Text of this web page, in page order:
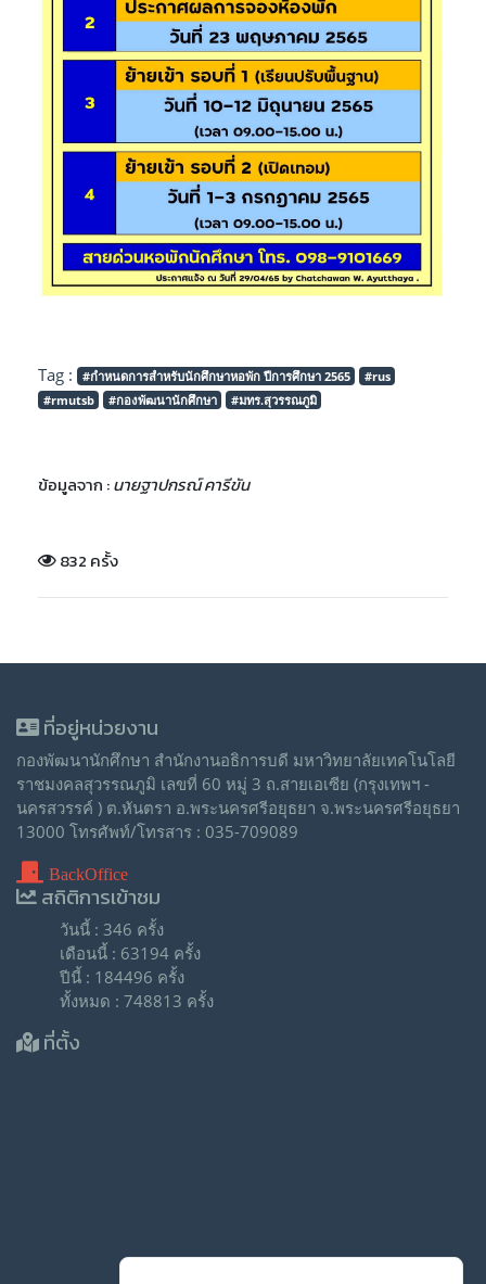
Tag : #กำหนดการสำหรับนักศึกษาหอพัก ปีการศึกษา 2565
#rus
#rmutsb
#กองพัฒนานักศึกษา #มทร.สุวรรณภูมิ
ข้อมูลจาก :นายฐาปกรณ์ คารีขัน
832 ครั้ง
ที่อยู่หน่วยงาน
กองพัฒนานักศึกษา สำนักงานอธิการบดี มหาวิทยาลัยเทคโนโลยี
ราชมงคลสุวรรณภูมิ เลขที่ 60 หมู่ 3 ถ.สายเอเซีย (กรุงเทพฯ -
นครสวรรค์ ) ต.หันตรา อ.พระนครศรีอยุธยา จ.พระนครศรีอยุธยา
13000 โทรศัพท์/โทรสาร : 035-709089
BackOffice
สถิติการเข้าชม
วันนี้ : 346 ครั้ง
เดือนนี้ : 63194 ครั้ง
ปีนี้ : 184496 ครั้ง
ทั้งหมด : 748813 ครั้ง
ที่ตั้ง